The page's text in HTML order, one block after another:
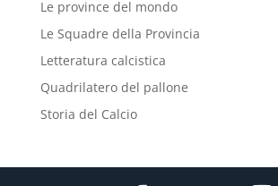
Le province del mondo
Le Squadre della Provincia
Letteratura calcistica
Quadrilatero del pallone
Storia del Calcio